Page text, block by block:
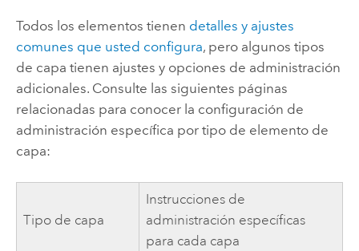
Todos los elementos tienen detalles y ajustes
comunes que usted configura, pero algunos tipos
de capa tienen ajustes y opciones de administración
adicionales. Consulte las siguientes páginas
relacionadas para conocer la configuración de
administración específica por tipo de elemento de
capa:
Tipo de capa
Instrucciones de
administración específicas
para cada capa